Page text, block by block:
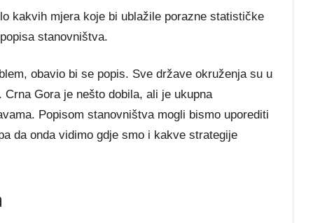
kakvih mjera koje bi ublažile porazne statističke
stanovništva.
obavio bi se popis. Sve države okruženja su u
Gora je nešto dobila, ali je ukupna
Popisom stanovništva mogli bismo uporediti
da onda vidimo gdje smo i kakve strategije